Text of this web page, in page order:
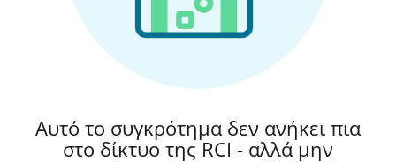
Αυτό το συγκρότημα δεν ανήκει πια
στο δίκτυο της RCI - αλλά μην